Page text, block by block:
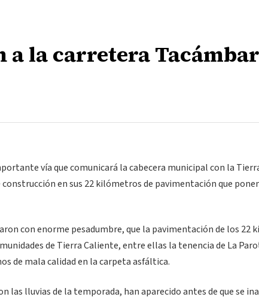
la carretera
vía que comunicará la cabecera municipal con la
en sus 22 kilómetros de pavimentación que
con enorme pesadumbre, que la pavimentación de los 22
de Tierra Caliente, entre ellas la tenencia de La
de mala calidad en la carpeta asfáltica.
las lluvias de la temporada, han aparecido antes de que se